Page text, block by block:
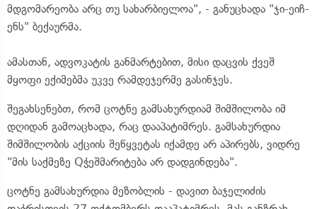
მდგომარეობა არც თუ სახარბიელოა", - განუცხადა "ჯი-ეიჩ-
ენს" ბექაურმა.
ამასთან, ადვოკატის განმარტებით, მისი დაცვის ქვეშ
მყოფი ექიმებმა უკვე რამდეჯერმე გასინჯეს.
შეგახსენებთ, რომ ცოტნე გამსახურდიამ შიმშილობა იმ
დღიდან გამოაცხადა, რაც დააპატიმრეს. გამსახურდია
შიმშილობის აქციის შეწყვეტას იქამდე არ აპირებს, ვიდრე
"მის საქმეზე Qჭეშმარიტება არ დადგინდება".
ცოტნე გამსახურდია მეზობლის - დავით ბაჯელიძის